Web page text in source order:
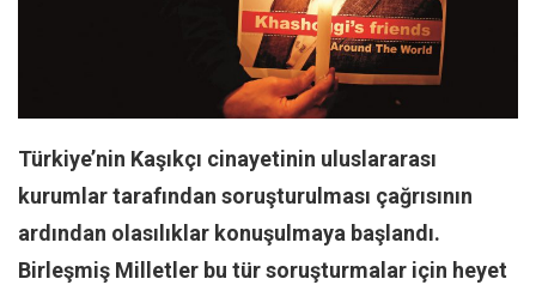
Yazarlar
Kemal Özer
Mahmut Toptaş
Türkiye’nin Kaşıkçı cinayetinin uluslararası
kurumlar tarafından soruşturulması çağrısının
ardından olasılıklar konuşulmaya başlandı.
Birleşmiş Milletler bu tür soruşturmalar için heyet